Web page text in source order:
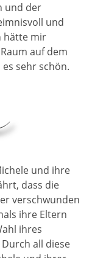
und der
und
hätte mir
auf dem
sehr schön.
und ihre
dass die
verschwunden
ihre Eltern
ihres
all diese